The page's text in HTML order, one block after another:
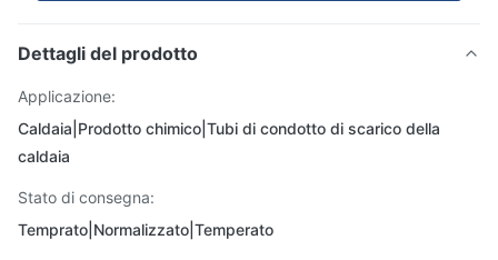
Dettagli del prodotto
Applicazione:
Caldaia|Prodotto chimico|Tubi di condotto di scarico della
caldaia
Stato di consegna:
Temprato|Normalizzato|Temperato